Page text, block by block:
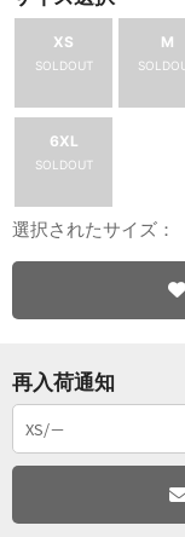
XS
SOLDOUT
M
6XL
SOLDOUT
選択されたサイズ：
再入荷通知